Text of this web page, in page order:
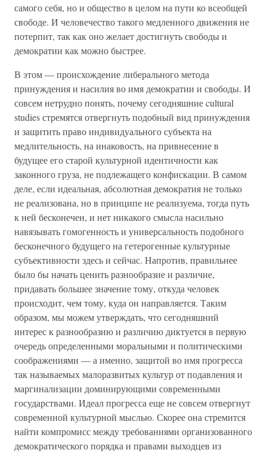
самого себя, но и общество в целом на пути ко всеобщей
свободе. И человечество такого медленного движения не
потерпит, так как оно желает достигнуть свободы и
демократии как можно быстрее.
В этом — происхождение либерального метода
принуждения и насилия во имя демократии и свободы. И
совсем нетрудно понять, почему сегодняшние cultural
studies стремятся отвергнуть подобный вид принуждения
и защитить право индивидуального субъекта на
медлительность, на инаковость, на привнесение в
будущее его старой культурной идентичности как
законного груза, не подлежащего конфискации. В самом
деле, если идеальная, абсолютная демократия не только
не реализована, но в принципе не реализуема, тогда путь
к ней бесконечен, и нет никакого смысла насильно
навязывать гомогенность и универсальность подобного
бесконечного будущего на гетерогенные культурные
субъективности здесь и сейчас. Напротив, правильнее
было бы начать ценить разнообразие и различие,
придавать большее значение тому, откуда человек
происходит, чем тому, куда он направляется. Таким
образом, мы можем утверждать, что сегодняшний
интерес к разнообразию и различию диктуется в первую
очередь определенными моральными и политическими
соображениями — а именно, защитой во имя прогресса
так называемых малоразвитых культур от подавления и
маргинализации доминирующими современными
государствами. Идеал прогресса еще не совсем отвергнут
современной культурной мыслью. Скорее она стремится
найти компромисс между требованиями организованного
демократического порядка и правами выходцев из